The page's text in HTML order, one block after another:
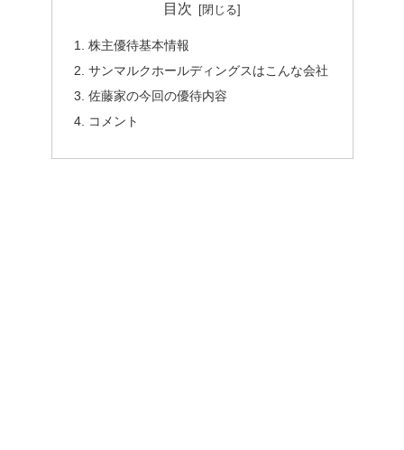
目次
株主優待基本情報
サンマルクホールディングスはこんな会社
佐藤家の今回の優待内容
コメント